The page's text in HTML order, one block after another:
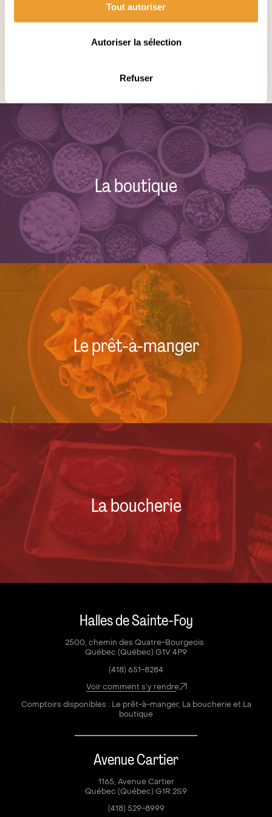
Tout autoriser
Autoriser la sélection
Refuser
fondu et légèrement doré.
13. Servir avec une salade verte ou des haricots
On peut varier la purée de pommes de terre en y
La boutique
Le prêt-à-manger
La boucherie
Halles de Sainte-Foy
2500, chemin des Quatre-Bourgeois
Québec (Québec) G1V 4P9
(418) 651-8284
Voir comment s’y rendre
Comptoirs disponibles : Le prêt-à-manger, La boucherie et La
boutique
Avenue Cartier
1165, Avenue Cartier
Québec (Québec) G1R 2S9
(418) 529-8999